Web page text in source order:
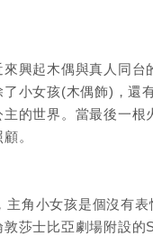
興起木偶與真人同
小女孩(木偶飾)，還
的世界。當最後一
。
角小女孩是個沒有表
莎士比亞劇場附設